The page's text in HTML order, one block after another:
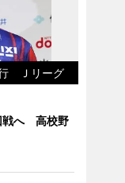
Ｊリーグ
戦へ 高校野